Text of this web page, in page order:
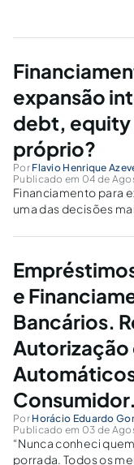
expansão
debt, equity
próprio?
Por Flavio Henrique
Publicado em 04 de
Financiamento para
uma das decisões
Brasil. Abrir uma
tecnologia,
comercial e
que...
e
Bancários.
Autorização
Consumidor.
Por Horácio Eduardo
Publicado em 03 de
“Nunca conheci
porrada. Todos os